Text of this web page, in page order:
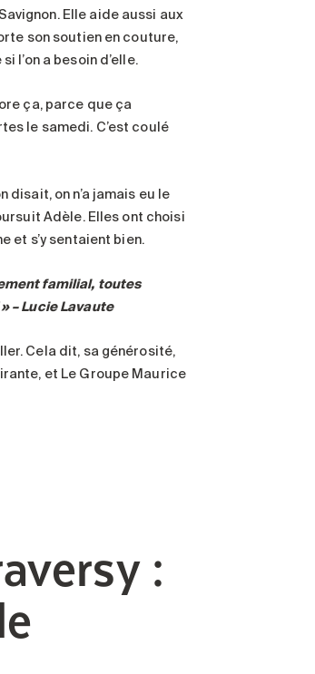
Elle aide aussi aux
son soutien en couture,
l’on a besoin d’elle.
ça, parce que ça
le samedi. C’est coulé
disait, on n’a jamais eu le
Adèle. Elles ont choisi
et s’y sentaient bien.
familial, toutes
– Lucie Lavaute
Cela dit, sa générosité,
et Le Groupe Maurice
: